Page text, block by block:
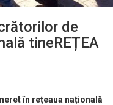
de
tineREȚEA
în rețeaua națională